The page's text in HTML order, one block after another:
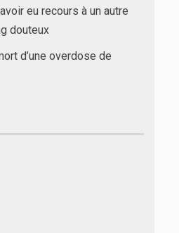
eu recours à un autre
douteux
d’une overdose de